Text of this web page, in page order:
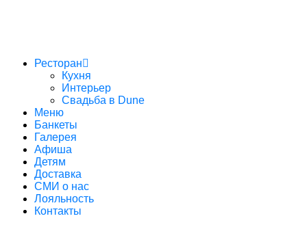
Ресторан
Кухня
Интерьер
Свадьба в Dune
Меню
Банкеты
Галерея
Афиша
Детям
Доставка
СМИ о нас
Лояльность
Контакты